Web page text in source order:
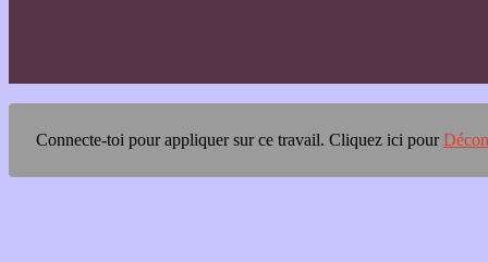
Connecte-toi pour appliquer sur ce travail. Cliquez ici pour